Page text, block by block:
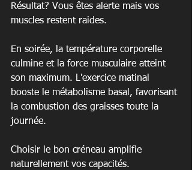
Résultat? Vous êtes alerte mais vos
muscles restent raides.
En soirée, la température corporelle
culmine et la force musculaire atteint
son maximum. L'exercice matinal
booste le métabolisme basal, favorisant
la combustion des graisses toute la
journée.
Choisir le bon créneau amplifie
naturellement vos capacités.